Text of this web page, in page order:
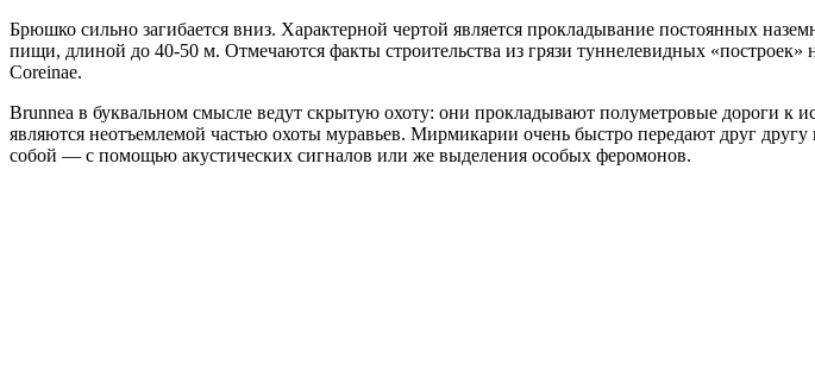
Брюшко сильно загибается вниз. Характерной чертой является прокладывание постоянных
пищи, длиной до 40-50 м. Отмечаются факты строительства из грязи туннелевидных
Coreinae.
Brunnea в буквальном смысле ведут скрытую охоту: они прокладывают полуметровые дороги
являются неотъемлемой частью охоты муравьев. Мирмикарии очень быстро передают друг
собой — с помощью акустических сигналов или же выделения особых феромонов.